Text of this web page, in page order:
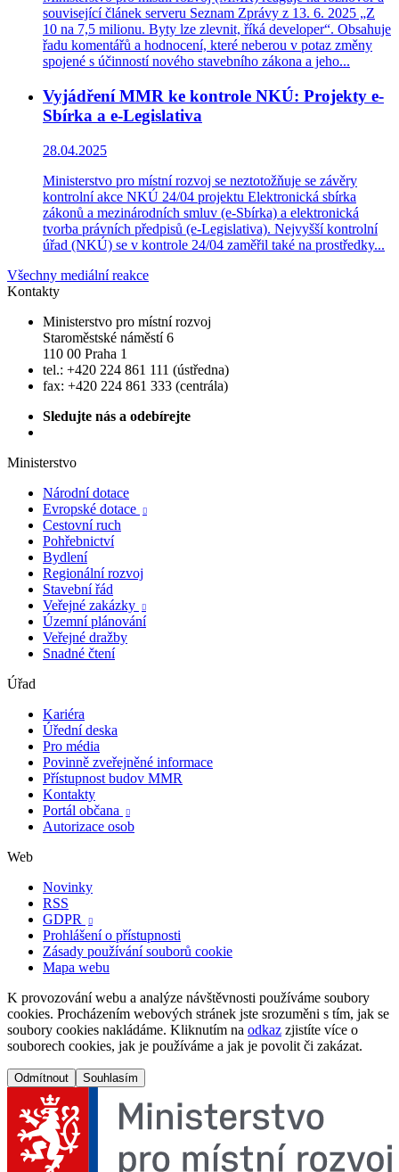
související článek serveru Seznam Zprávy z 13. 6. 2025 „Z
10 na 7,5 milionu. Byty lze zlevnit, říká developer“. Obsahuje
řadu komentářů a hodnocení, které neberou v potaz změny
spojené s účinností nového stavebního zákona a jeho...
Vyjádření MMR ke kontrole NKÚ: Projekty e-
Sbírka a e-Legislativa
28.04.2025
Ministerstvo pro místní rozvoj se neztotožňuje se závěry
kontrolní akce NKÚ 24/04 projektu Elektronická sbírka
zákonů a mezinárodních smluv (e-Sbírka) a elektronická
tvorba právních předpisů (e-Legislativa). Nejvyšší kontrolní
úřad (NKÚ) se v kontrole 24/04 zaměřil také na prostředky...
Všechny mediální reakce
Kontakty
Ministerstvo pro místní rozvoj
Staroměstské náměstí 6
110 00 Praha 1
tel.: +420 224 861 111 (ústředna)
fax: +420 224 861 333 (centrála)
Sledujte nás a odebírejte
Ministerstvo
Národní dotace
Evropské dotace

Cestovní ruch
Pohřebnictví
Bydlení
Regionální rozvoj
Stavební řád
Veřejné zakázky

Územní plánování
Veřejné dražby
Snadné čtení
Úřad
Kariéra
Úřední deska
Pro média
Povinně zveřejněné informace
Přístupnost budov MMR
Kontakty
Portál občana

Autorizace osob
Web
Novinky
RSS
GDPR

Prohlášení o přístupnosti
Zásady používání souborů cookie
Mapa webu
K provozování webu a analýze návštěvnosti používáme soubory
cookies. Procházením webových stránek jste srozuměni s tím, jak se
soubory cookies nakládáme. Kliknutím na odkaz zjistíte více o
souborech cookies, jak je používáme a jak je povolit či zakázat.
Odmítnout Souhlasím